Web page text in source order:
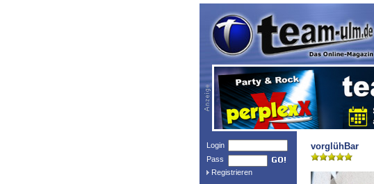
Login
Pass
Registrieren
vorglühBar